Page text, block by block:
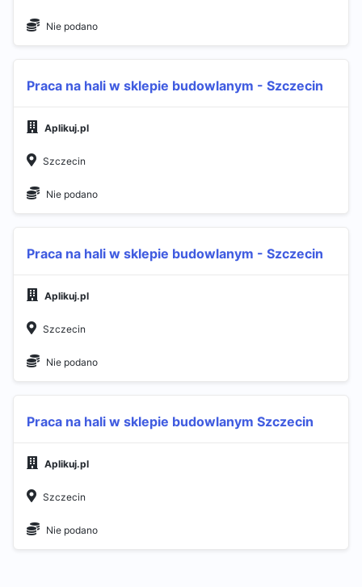
Nie podano
Praca na hali w sklepie budowlanym - Szczecin
Aplikuj.pl
Szczecin
Nie podano
Praca na hali w sklepie budowlanym - Szczecin
Aplikuj.pl
Szczecin
Nie podano
Praca na hali w sklepie budowlanym Szczecin
Aplikuj.pl
Szczecin
Nie podano